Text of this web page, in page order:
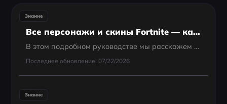
Знание
Все персонажи и скины Fortnite — как их изменить?
В этом подробном руководстве мы расскажем всё, что нужно знать о персонажах Fortnite: как их разблокировать, какие скины наиболее популярны и какие предыстории у них есть. Также поделимся советами о том, как улучшить игровой процесс с помощью таких инстру
Последнее обновление: 07/22/2026
Знание